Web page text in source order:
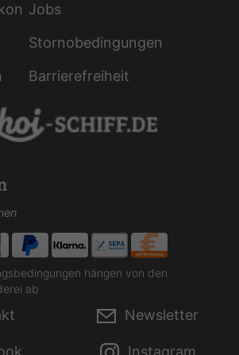
Jobs
Stornobedingungen
Barrierefreiheit
hängen von den
ab
Newsletter
Instagram